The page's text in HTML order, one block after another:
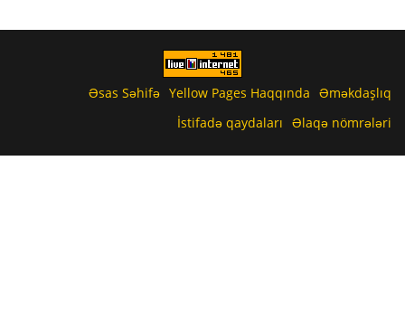
Əsas Səhifə Yellow Pages Haqqında Əməkdaşlıq
İstifadə qaydaları Əlaqə nömrələri